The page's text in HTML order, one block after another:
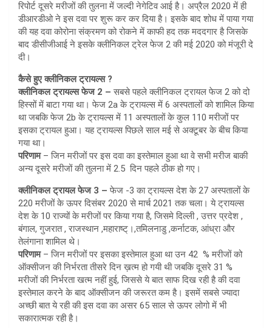
रिपोर्ट दूसरे मरीजों की तुलना में जल्दी नेगेटिव आई है। अप्रैल 2020 में ही
डीआरडीओ ने इस दवा पर शुरू कर कर दिया है। इसके बाद शोध में पाया गया
की यह दवा कोरोना संक्रमण को रोकने में काफी हद तक मददगार है जिसके
बाद डीसीजीआई ने इसके क्लीनिकल ट्रेल फेज 2 की मई 2020 को मंजूरी दे
दी।
कैसे हुए क्लीनिकल ट्रायल्स ?
क्लीनिकल ट्रायल्स फेज 2 – सबसे पहले क्लीनिकल ट्रायल फेज 2 को दो
हिस्सों में बाटा गया था। फेज 2a के ट्रायल्स में 6 अस्पतालों को शामिल किया
था जबकि फेज 2b के ट्रायल्स में 11 अस्पतालों के कुल 110 मरीजों पर
इसका ट्रायल हुआ। यह ट्रायल्स पिछले साल मई से अक्टूबर के बीच किया
गया था।
परिणाम– जिन मरीजों पर इस दवा का इस्तेमाल हुआ था वे सभी मरीज बाकी
अन्य दूसरे मरीजों की तुलना में 2.5 दिन पहले ठीक हो गए।
क्लीनिकल ट्रायल फेज 3 – फेज -3 का ट्रायल्स देश के 27 अस्पतालों के
220 मरीजों के ऊपर दिसंबर 2020 से मार्च 2021 तक चला। ये ट्रायल्स
देश के 10 राज्यों के मरीजों पर किया गया है, जिसमे दिल्ली , उत्तर प्रदेश ,
बंगाल, गुजरात , राजस्थान ,महाराष्ट्।,तमिलनाडु ,कर्नाटक, आंध्रा और
तेलंगाना शामिल थे।
परिणाम– जिन मरीजों पर इसका इस्तेमाल हुआ था उन 42 % मरीजों को
ऑक्सीजन की निर्भरता तीसरे दिन ख़त्म हो गयी थी जबकि दूसरे 31 %
मरीजों की निर्भरता खत्म नहीं हुई, जिससे ये बात साफ दिख रही है की दवा
इस्तेमाल करने के बाद ऑक्सीजन की जरूरत कम है। इसमें सबसे ज्यादा
अच्छी बात ये रही की इस दवा का असर 65 साल से ऊपर लोगो में भी
सकारात्मक रही है।